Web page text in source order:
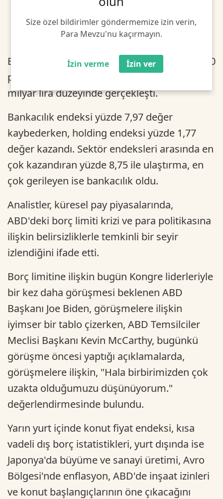
Size özel bildirimler göndermemize izin verin,
Para Mevzu'nu kaçırmayın.
İzin verme İzin ver
BIST 100 endeksi, önceki kapanışa göre 88,50
puan artarken, toplam işlem hacmi 85,5
milyar lira düzeyinde gerçekleşti.
Bankacılık endeksi yüzde 7,97 değer
kaybederken, holding endeksi yüzde 1,77
değer kazandı. Sektör endeksleri arasında en
çok kazandıran yüzde 8,75 ile ulaştırma, en
çok gerileyen ise bankacılık oldu.
Analistler, küresel pay piyasalarında,
ABD'deki borç limiti krizi ve para politikasına
ilişkin belirsizliklerle temkinli bir seyir
izlendiğini ifade etti.
Borç limitine ilişkin bugün Kongre liderleriyle
bir kez daha görüşmesi beklenen ABD
Başkanı Joe Biden, görüşmelere ilişkin
iyimser bir tablo çizerken, ABD Temsilciler
Meclisi Başkanı Kevin McCarthy, bugünkü
görüşme öncesi yaptığı açıklamalarda,
görüşmelere ilişkin, "Hala birbirimizden çok
uzakta olduğumuzu düşünüyorum."
değerlendirmesinde bulundu.
Yarın yurt içinde konut fiyat endeksi, kısa
vadeli dış borç istatistikleri, yurt dışında ise
Japonya'da büyüme ve sanayi üretimi, Avro
Bölgesi'nde enflasyon, ABD'de inşaat izinleri
ve konut başlangıçlarının öne çıkacağını